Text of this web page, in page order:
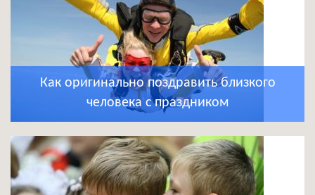
Как оригинально поздравить близкого
человека с праздником